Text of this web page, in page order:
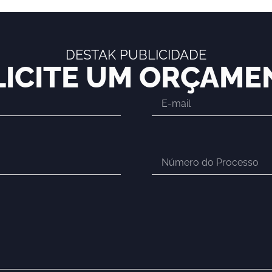
DESTAK PUBLICIDADE
UM